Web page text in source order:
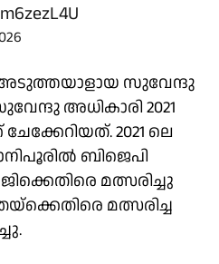
സുവേന്ദു
അധികാരി 2021
2021 ലെ
ബിജെപി
മത്സരിച്ചു
മത്സരിച്ച